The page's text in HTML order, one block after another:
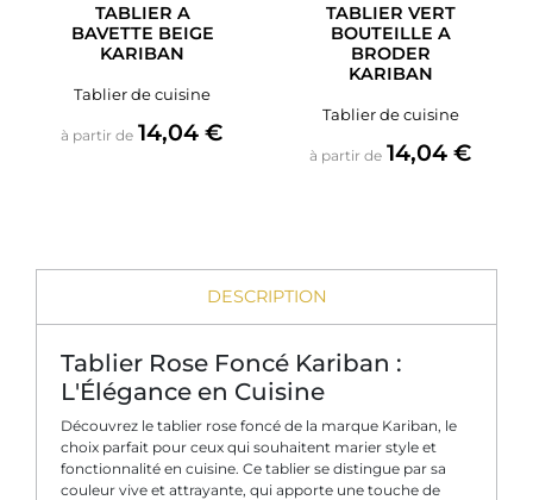
TABLIER A
BAVETTE BEIGE
KARIBAN
Tablier de cuisine
à partir de Prix
14,04 €
TABLIER VERT
BOUTEILLE A
BRODER
KARIBAN
Tablier de cuisine
à partir de Prix
14,04 €
DESCRIPTION
Tablier Rose Foncé Kariban :
L'Élégance en Cuisine
Découvrez le tablier rose foncé de la marque Kariban, le
choix parfait pour ceux qui souhaitent marier style et
fonctionnalité en cuisine. Ce tablier se distingue par sa
couleur vive et attrayante, qui apporte une touche de